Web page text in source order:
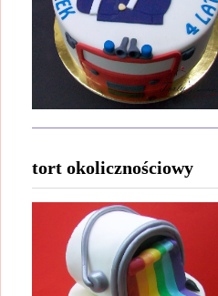
tort okolicznościowy